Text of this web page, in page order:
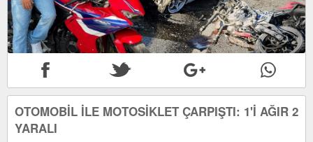
OTOMOBİL İLE MOTOSİKLET ÇARPIŞTI: 1'İ AĞIR 2
YARALI